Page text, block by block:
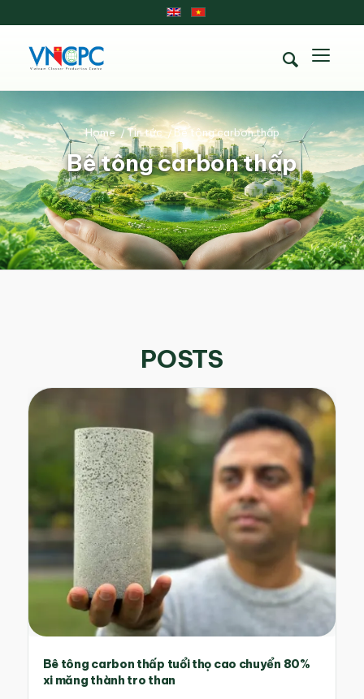
Bê tông carbon thấp
Home /Tin tức / Bê tông carbon thấp
POSTS
Bê tông carbon thấp tuổi thọ cao chuyển 80%
xi măng thành tro than